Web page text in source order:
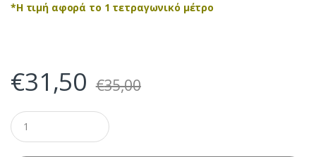
*Η τιμή αφορά το 1 τετραγωνικό μέτρο
€31,50 €35,00